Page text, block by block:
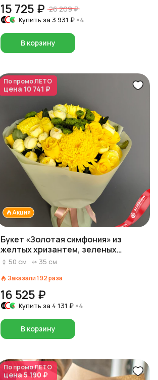
15 725 ₽ 26 209 ₽
Купить за 3 931 ₽ ×4
В корзину
По промоЛЕТО
цена 10 741 ₽
Акция
Букет «Золотая симфония» из
желтых хризантем, зеленых
делигрин (Deligreen), кустовых и
50 см 35 см
Заказали192раза
16 525 ₽
Купить за 4 131 ₽ ×4
В корзину
По промоЛЕТО
цена5 190 ₽